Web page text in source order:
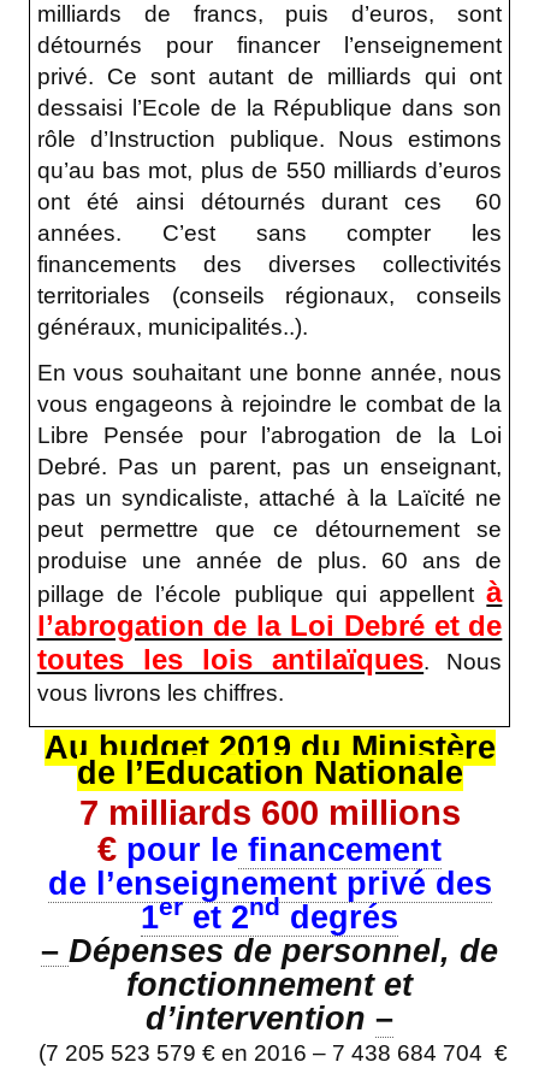
milliards de francs, puis d’euros, sont
détournés pour financer l’enseignement
privé. Ce sont autant de milliards qui ont
dessaisi l’Ecole de la République dans son
rôle d’Instruction publique. Nous estimons
qu’au bas mot, plus de 550 milliards d’euros
ont été ainsi détournés durant ces
60
années. C’est sans compter les
financements des diverses collectivités
territoriales (conseils régionaux, conseils
généraux, municipalités..).
En vous souhaitant une bonne année, nous
vous engageons à rejoindre le combat de la
Libre Pensée pour l’abrogation de la Loi
Debré. Pas un parent, pas un enseignant,
pas un syndicaliste, attaché à la Laïcité ne
peut permettre que ce détournement se
produise une année de plus. 60 ans de
pillage de l’école publique qui appellentà
l’abrogation de la Loi Debré et de
toutes les lois antilaïques. Nous
vous livrons les chiffres.
Au budget 2019 du Ministère
de l’Education Nationale
7 milliards 600 millions
€ pour le financement
de l’enseignement privé des
1er et 2nd degrés
– Dépenses de personnel, de
fonctionnement et
d’intervention –
(7 205 523 579 € en 2016 – 7 438 684 704 €